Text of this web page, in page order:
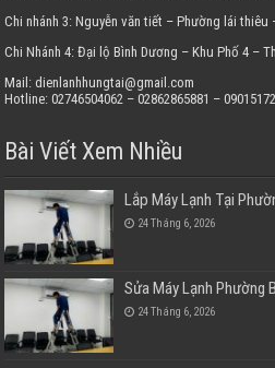
Chi nhánh 3: Nguyễn văn tiết – Phường lái thiêu
Chi Nhánh 4: Đại lộ Bình Dương – Khu Phố 4 –
Mail: dienlanhhungtai@gmail.com
Hotline: 02746504062 – 02862865881 –
Bài Viết Xem Nhiều
Lắp Máy Lạnh Tại
24 Tháng 6, 2026
Sửa Máy Lạnh Phường
24 Tháng 6, 2026